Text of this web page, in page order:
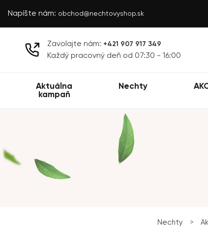
Napíšte nám: obchod@nechtovyshop.sk
Zavolajte nám: +421 907 917 349
Každý pracovný deň od 07:30 - 16:00
Aktuálna
kampaň
Nechty
Nechty >